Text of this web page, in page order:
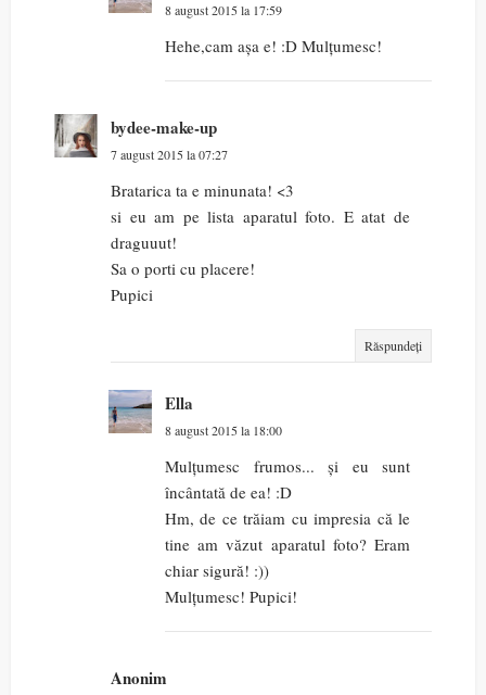
8 august 2015 la 17:59
Hehe,cam așa e! :D Mulțumesc!
bydee-make-up
7 august 2015 la 07:27
Bratarica ta e minunata! <3
si eu am pe lista aparatul foto. E atat de
draguuut!
Sa o porti cu placere!
Pupici
Răspundeți
Ella
8 august 2015 la 18:00
Mulțumesc frumos... și eu sunt
încântată de ea! :D
Hm, de ce trăiam cu impresia că le
tine am văzut aparatul foto? Eram
chiar sigură! :))
Mulțumesc! Pupici!
Anonim